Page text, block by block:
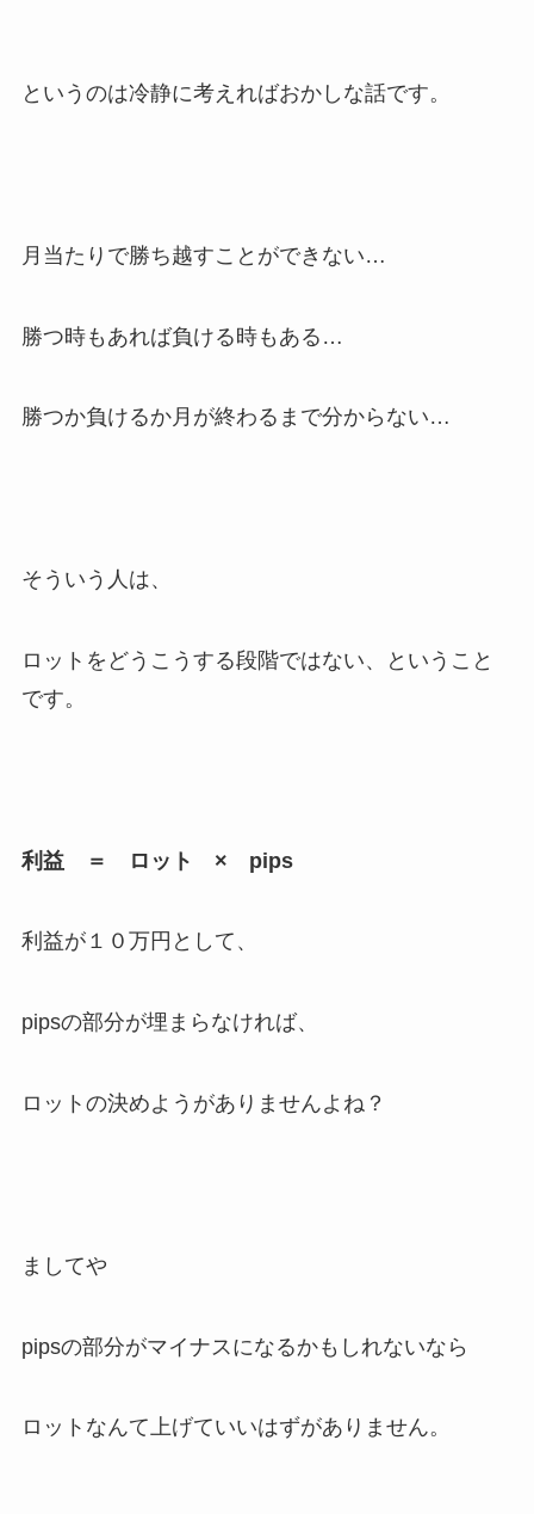
というのは冷静に考えればおかしな話です。
月当たりで勝ち越すことができない…
勝つ時もあれば負ける時もある…
勝つか負けるか月が終わるまで分からない…
そういう人は、
ロットをどうこうする段階ではない、ということ
です。
利益 ＝ ロット × pips
利益が１０万円として、
pipsの部分が埋まらなければ、
ロットの決めようがありませんよね？
ましてや
pipsの部分がマイナスになるかもしれないなら
ロットなんて上げていいはずがありません。